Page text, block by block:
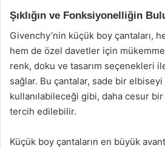
Şıklığın ve Fonksiyonelliğin
Givenchy’nin küçük boy çantaları,
hem de özel davetler için
renk, doku ve tasarım seçenekleri
sağlar. Bu çantalar, sade bir
kullanılabileceği gibi, daha cesur
tercih edilebilir.
Küçük boy çantaların en büyük